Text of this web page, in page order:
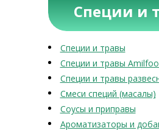
Специи и
Специи и травы
Специи и травы
Специи и травы
Смеси специй (масалы)
Соусы и приправы
Ароматизаторы и